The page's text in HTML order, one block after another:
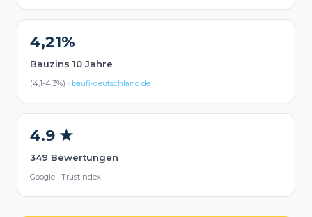
4,21%
Bauzins 10 Jahre
(4,1-4,3%) · baufi-deutschland.de
4.9 ★
349 Bewertungen
Google · Trustindex